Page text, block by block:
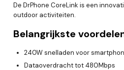
De DrPhone CoreLink is een
outdoor activiteiten.
Belangrijkste
240W snelladen voor
Dataoverdracht tot 480Mbps